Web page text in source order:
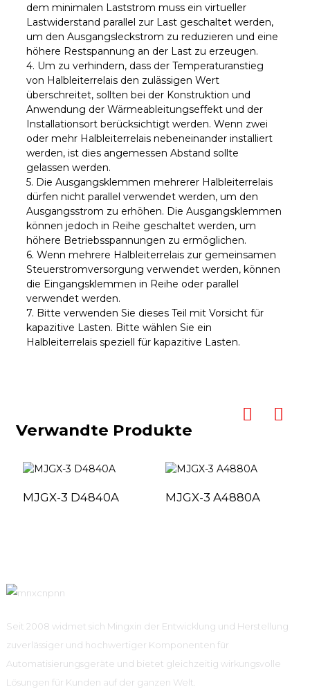
dem minimalen Laststrom muss ein virtueller
Lastwiderstand parallel zur Last geschaltet werden,
um den Ausgangsleckstrom zu reduzieren und eine
höhere Restspannung an der Last zu erzeugen.
4. Um zu verhindern, dass der Temperaturanstieg
von Halbleiterrelais den zulässigen Wert
überschreitet, sollten bei der Konstruktion und
Anwendung der Wärmeableitungseffekt und der
Installationsort berücksichtigt werden. Wenn zwei
oder mehr Halbleiterrelais nebeneinander installiert
werden, ist dies angemessen Abstand sollte
gelassen werden.
5. Die Ausgangsklemmen mehrerer Halbleiterrelais
dürfen nicht parallel verwendet werden, um den
Ausgangsstrom zu erhöhen. Die Ausgangsklemmen
können jedoch in Reihe geschaltet werden, um
höhere Betriebsspannungen zu ermöglichen.
6. Wenn mehrere Halbleiterrelais zur gemeinsamen
Steuerstromversorgung verwendet werden, können
die Eingangsklemmen in Reihe oder parallel
verwendet werden.
7. Bitte verwenden Sie dieses Teil mit Vorsicht für
kapazitive Lasten. Bitte wählen Sie ein
Halbleiterrelais speziell für kapazitive Lasten.
Verwandte Produkte
MJGX-3 D4840A MJGX-3 A4880A
Seit 2008 widmet sich Mingxin der Entwicklung und Herstellung
zuverlässiger und hochwertiger Komponenten für
Automatisierungsgeräte und bietet gleichzeitig wirkungsvolle
Lösungen für Kunden auf der ganzen Welt.